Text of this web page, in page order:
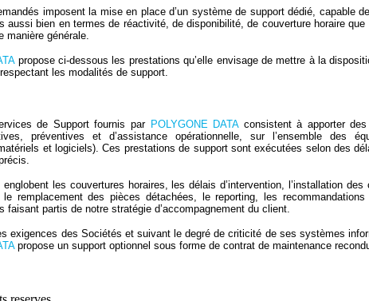
imposent la mise en place d’un système de support dédié, capable
aussi bien en termes de réactivité, de disponibilité, de couverture horaire que
manière générale.
propose ci-dessous les prestations qu’elle envisage de mettre à la
les modalités de support.
de Support fournis par POLYGONE DATAconsistent à apporter des
préventives et d’assistance opérationnelle, sur l’ensemble des
et logiciels). Ces prestations de support sont exécutées selon des
englobent les couvertures horaires, les délais d’intervention, l’installation des
le remplacement des pièces détachées, le reporting, les
faisant partis de notre stratégie d’accompagnement du client.
exigences des Sociétés et suivant le degré de criticité de ses systèmes
propose un support optionnel sous forme de contrat de maintenance